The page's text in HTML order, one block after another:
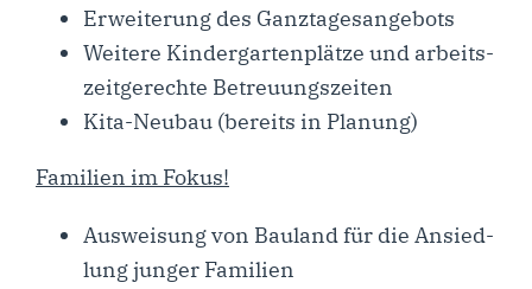
Erwei­te­rung des Ganztagesangebots
Wei­te­re Kin­der­gar­ten­plät­ze und arbeits­
zeit­ge­rech­te Betreuungszeiten
Kita-Neu­­bau (bereits in Planung)
Fami­li­en im Fokus!
Aus­wei­sung von Bau­land für die Ansied­
lung jun­ger Familien